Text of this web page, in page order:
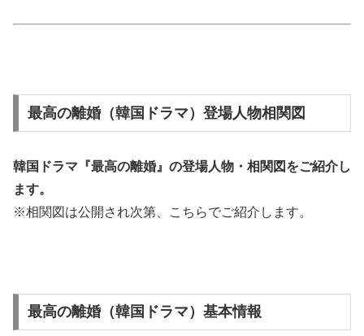
最高の離婚（韓国ドラマ）登場人物相関図
韓国ドラマ『最高の離婚』の登場人物・相関図 をご紹介し
ます。
※相関図は公開され次第、こちらでご紹介します。
最高の離婚（韓国ドラマ）基本情報